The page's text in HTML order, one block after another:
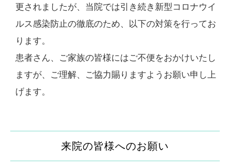
更されましたが、当院では引き続き新型コロナウイ
ルス感染防止の徹底のため、以下の対策を行ってお
ります。
患者さん、ご家族の皆様にはご不便をおかけいたし
ますが、ご理解、ご協力賜りますようお願い申し上
げます。
来院の皆様へのお願い